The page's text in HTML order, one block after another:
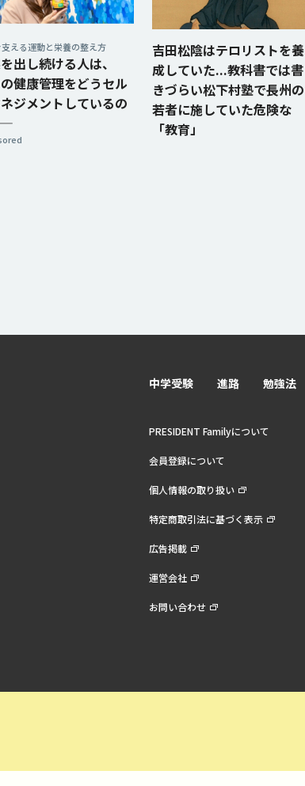
える運動と栄養の整え方
出し続ける人は、
健康管理をどうセル
ジメントしているの
吉田松陰はテロリストを養
成していた...教科書では書
きづらい松下村塾で長州の
若者に施していた危険な
「教育」
中学受験 進路 勉強法
PRESIDENT Familyについて
会員登録について
個人情報の取り扱い
特定商取引法に基づく表示
広告掲載
運営会社
お問い合わせ